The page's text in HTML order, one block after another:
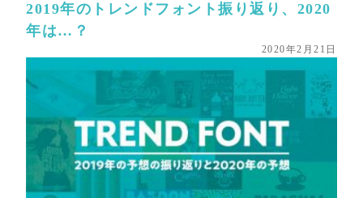
2019年のトレンドフォント振り返り、2020
年は…？
2020年2月21日